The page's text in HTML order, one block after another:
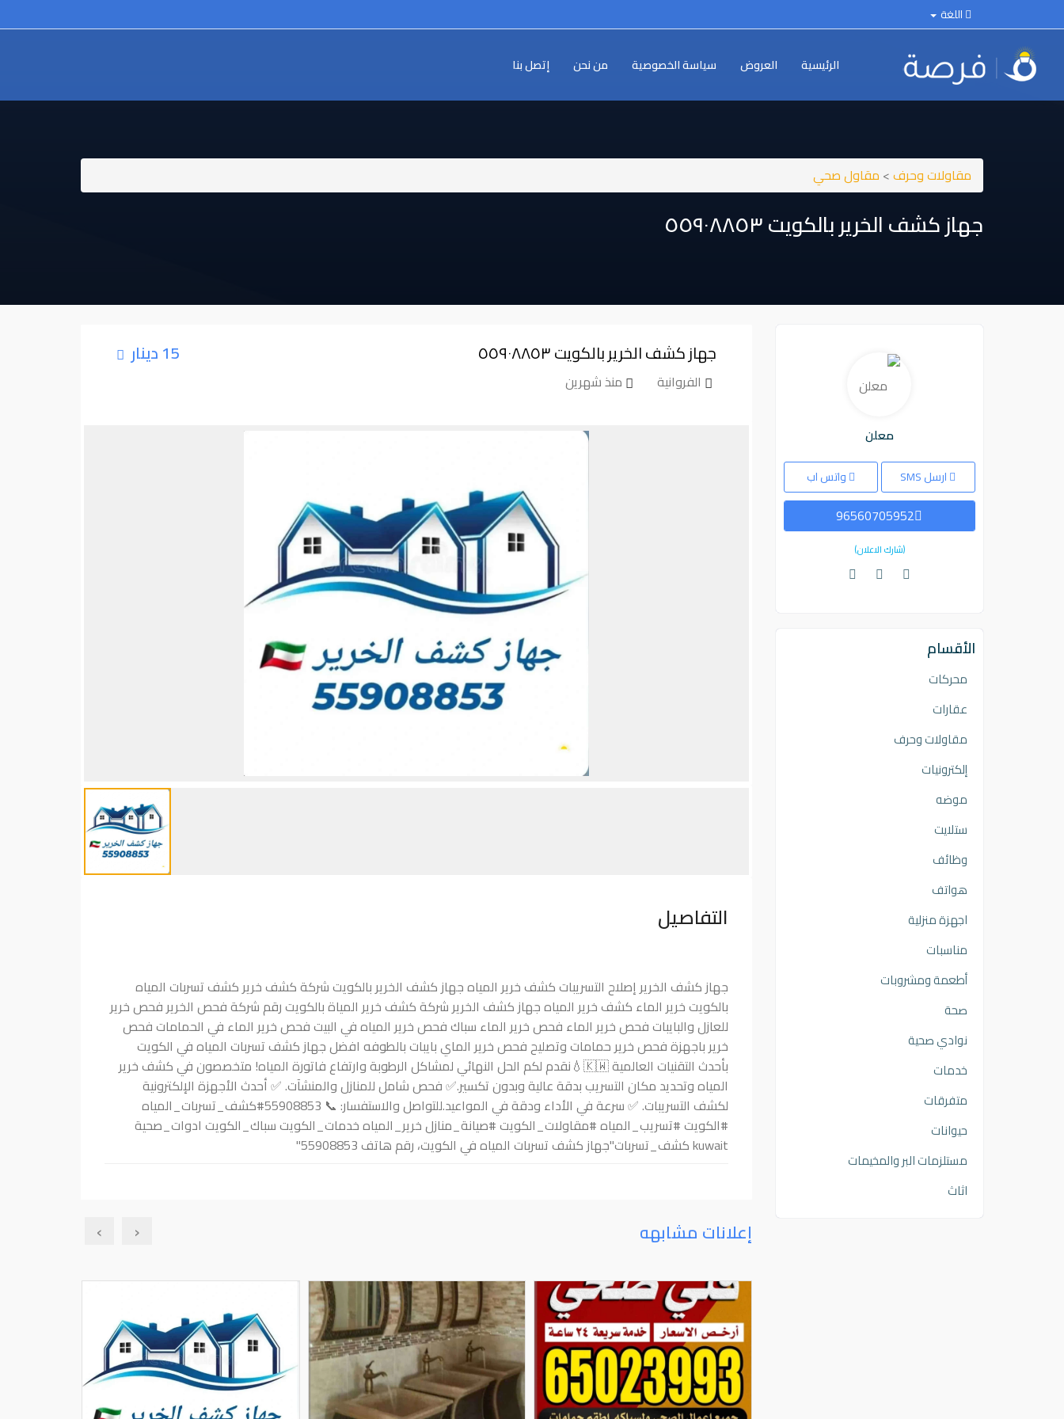
اللغة
الرئيسية العروض سياسة الخصوصية من نحن إتصل بنا
مقاولات وحرف> مقاول صحي
جهاز كشف الخرير بالكويت ٥٥٩٠٨٨٥٣
جهاز كشف الخرير بالكويت ٥٥٩٠٨٨٥٣
الفروانية منذ شهرين
15 دينار
التفاصيل
جهاز كشف الخرير إصلاح التسريبات کشف خرير المياه جهاز كشف الخرير بالكويت شركة كشف خرير كشف تسربات المياه
بالكويت خرير الماء كشف خرير المياه جهاز كشف الخرير شركة كشف خرير المياة بالكويت رقم شركة فحص الخرير فحص خرير
للعازل والبايبات فحص خرير الماء فحص خرير الماء سباك فحص خرير المياه في البيت فحص خرير الماء في الحمامات فحص
خرير باجهزة فحص خرير حمامات وتصليح فحص خرير الماي بايبات بالطوفه افضل جهاز كشف تسربات المياه في الكويت
بأحدث التقنيات العالمية 🇰🇼💧 ​نقدم لكم الحل النهائي لمشاكل الرطوبة وارتفاع فاتورة المياه! متخصصون في كشف خرير
المياه وتحديد مكان التسريب بدقة عالية وبدون تكسير. ​✅ فحص شامل للمنازل والمنشآت. ✅ أحدث الأجهزة الإلكترونية
لكشف التسريبات. ✅ سرعة في الأداء ودقة في المواعيد. ​للتواصل والاستفسار: 📞 55908853 ​#كشف_تسربات_المياه
#الكويت #تسريب_المياه #مقاولات_الكويت #صيانة_منازل خرير_المياه خدمات_الكويت سباك_الكويت ادوات_صحية
kuwait كشف_تسربات ​"جهاز كشف تسربات المياه في الكويت، رقم هاتف 55908853"
إعلانات مشابهه ‹
›
معلن
ارسل SMS واتس اب
96560705952
(شارك الاعلان)
الأقسام
محركات
عقارات
مقاولات وحرف
إلكترونيات
موضه
ستلايت
وظائف
هواتف
اجهزة منزلية
مناسبات
أطعمة ومشروبات
صحة
نوادي صحية
خدمات
متفرقات
حيوانات
مستلزمات البر والمخيمات
اثاث